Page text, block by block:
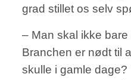
grad stillet os selv
– Man skal ikke
Branchen er nødt til
skulle i gamle dage?